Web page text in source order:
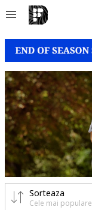
Sorteaza
Cele mai populare